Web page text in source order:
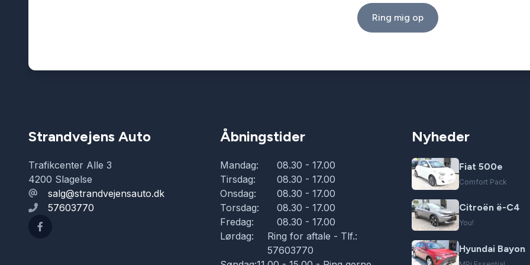
Ring mig op
Strandvejens Auto
Trafikcenter Alle 3
4200 Slagelse
salg@strandvejensauto.dk
57603770
Åbningstider
Mandag:
08.30 - 17.00
Tirsdag:
08.30 - 17.00
Onsdag:
08.30 - 17.00
Torsdag:
08.30 - 17.00
Fredag:
08.30 - 17.00
Lørdag:
Ring for aftale - Tlf.:
57603770
Nyheder
Fiat 500e
Comfort Pack
Citroën ë-C4
You!
Hyundai Bayon